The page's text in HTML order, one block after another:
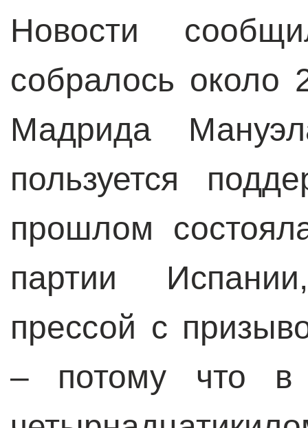
Новости
собралось около
Мадрида
пользуется
прошлом
партии
прессой с
– потому что в